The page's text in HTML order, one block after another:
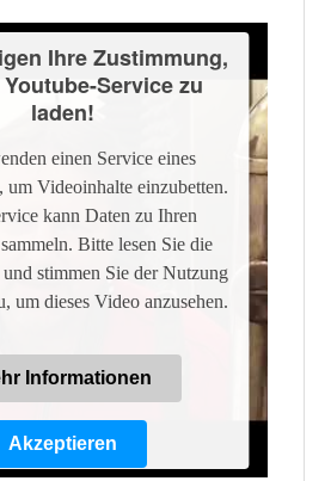
Ihre Zustimmung,
Service zu
laden!
einen Service eines
um Videoinhalte einzubetten.
kann Daten zu Ihren
Bitte lesen Sie die
stimmen Sie der Nutzung
um dieses Video anzusehen.
Informationen
Akzeptieren